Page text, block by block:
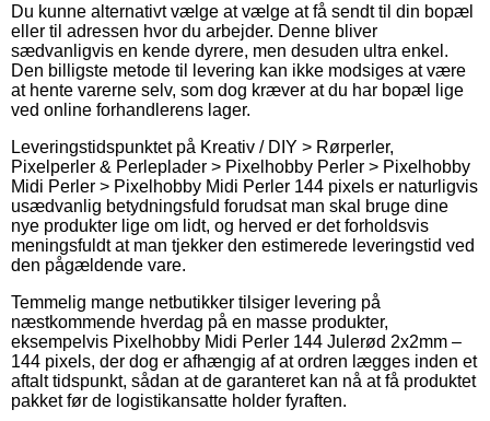
Du kunne alternativt vælge at vælge at få sendt til din bopæl
eller til adressen hvor du arbejder. Denne bliver
sædvanligvis en kende dyrere, men desuden ultra enkel.
Den billigste metode til levering kan ikke modsiges at være
at hente varerne selv, som dog kræver at du har bopæl lige
ved online forhandlerens lager.
Leveringstidspunktet på Kreativ / DIY > Rørperler,
Pixelperler & Perleplader > Pixelhobby Perler > Pixelhobby
Midi Perler > Pixelhobby Midi Perler 144 pixels er naturligvis
usædvanlig betydningsfuld forudsat man skal bruge dine
nye produkter lige om lidt, og herved er det forholdsvis
meningsfuldt at man tjekker den estimerede leveringstid ved
den pågældende vare.
Temmelig mange netbutikker tilsiger levering på
næstkommende hverdag på en masse produkter,
eksempelvis Pixelhobby Midi Perler 144 Julerød 2x2mm –
144 pixels, der dog er afhængig af at ordren lægges inden et
aftalt tidspunkt, sådan at de garanteret kan nå at få produktet
pakket før de logistikansatte holder fyraften.